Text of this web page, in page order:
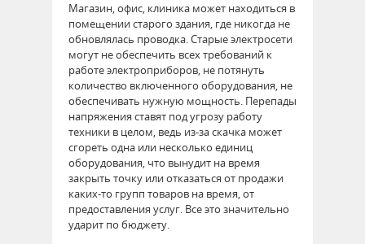
Магазин, офис, клиника может находиться в
помещении старого здания, где никогда не
обновлялась проводка. Старые электросети
могут не обеспечить всех требований к
работе электроприборов, не потянуть
количество включенного оборудования, не
обеспечивать нужную мощность. Перепады
напряжения ставят под угрозу работу
техники в целом, ведь из-за скачка может
сгореть одна или несколько единиц
оборудования, что вынудит на время
закрыть точку или отказаться от продажи
каких-то групп товаров на время, от
предоставления услуг. Все это значительно
ударит по бюджету.